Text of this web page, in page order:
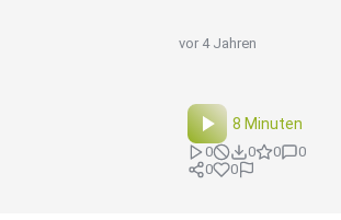
vor 4 Jahren
8 Minuten
0 0 0
0
0
0